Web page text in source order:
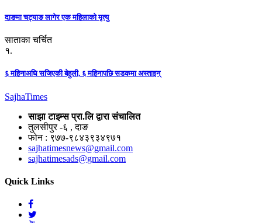
दाङमा चट्याङ लागेर एक महिलाको मृत्यु
साताका चर्चित
१.
६ महिनाअघि सजिएकी बेहुली, ६ महिनापछि सडकमा अस्ताइन्
SajhaTimes
साझा टाइम्स प्रा.लि द्वारा संचालित
तुलसीपुर -६ , दाङ
फोन : ९७७-९८४३९३४९७१
sajhatimesnews@gmail.com
sajhatimesads@gmail.com
Quick Links